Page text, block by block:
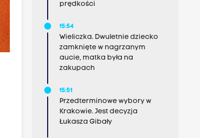
prędkości
15:54
Wieliczka. Dwuletnie dziecko
zamknięte w nagrzanym
aucie, matka była na
zakupach
15:51
Przedterminowe wybory w
Krakowie. Jest decyzja
Łukasza Gibały